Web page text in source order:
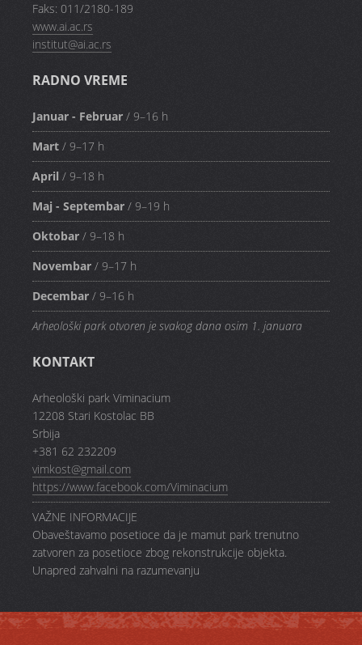
Faks: 011/2180-189
www.ai.ac.rs
institut@ai.ac.rs
RADNO VREME
Januar - Februar / 9–16 h
Mart / 9–17 h
April / 9–18 h
Maj - Septembar / 9–19 h
Oktobar / 9–18 h
Novembar / 9–17 h
Decembar / 9–16 h
Arheološki park otvoren je svakog dana osim 1. januara
KONTAKT
Arheološki park Viminacium
12208 Stari Kostolac BB
Srbija
+381 62 232209
vimkost@gmail.com
https://www.facebook.com/Viminacium
VAŽNE INFORMACIJE
Obaveštavamo posetioce da je mamut park trenutno
zatvoren za posetioce zbog rekonstrukcije objekta.
Unapred zahvalni na razumevanju